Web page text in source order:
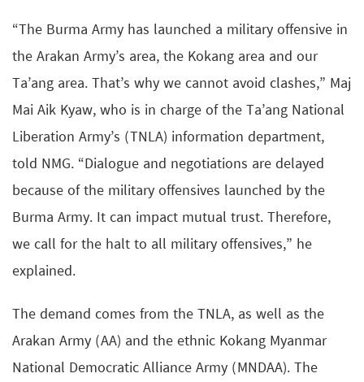
“The Burma Army has launched a military offensive in
the Arakan Army’s area, the Kokang area and our
Ta’ang area. That’s why we cannot avoid clashes,” Maj
Mai Aik Kyaw, who is in charge of the Ta’ang National
Liberation Army’s (TNLA) information department,
told NMG. “Dialogue and negotiations are delayed
because of the military offensives launched by the
Burma Army. It can impact mutual trust. Therefore,
we call for the halt to all military offensives,” he
explained.
The demand comes from the TNLA, as well as the
Arakan Army (AA) and the ethnic Kokang Myanmar
National Democratic Alliance Army (MNDAA). The